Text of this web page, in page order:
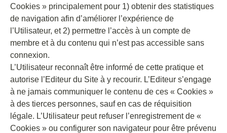
Cookies » principalement pour 1) obtenir des statistiques
de navigation afin d’améliorer l’expérience de
l’Utilisateur, et 2) permettre l’accès à un compte de
membre et à du contenu qui n’est pas accessible sans
connexion.
L’Utilisateur reconnaît être informé de cette pratique et
autorise l’Editeur du Site à y recourir. L’Editeur s’engage
à ne jamais communiquer le contenu de ces « Cookies »
à des tierces personnes, sauf en cas de réquisition
légale. L’Utilisateur peut refuser l’enregistrement de «
Cookies » ou configurer son navigateur pour être prévenu